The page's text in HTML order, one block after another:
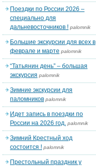
Поездки по России 2026 –
специально для
дальневосточников ! palomnik
Большие экскурсии для всех в
феврале и марте palomnik
“Татьянин день” – большая
экскурсия palomnik
Зимние экскурсии для
паломников palomnik
Идет запись в поездки по
России на 2026 год. palomnik
Зимний Крестный ход
состоится ! palomnik
Престольный праздник у